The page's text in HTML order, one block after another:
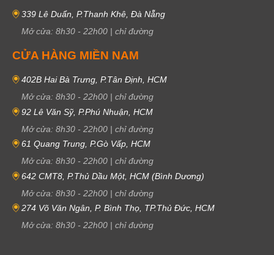
339 Lê Duẩn, P.Thanh Khê, Đà Nẵng
Mở cửa: 8h30 - 22h00 | chỉ đường
CỬA HÀNG MIỀN NAM
402B Hai Bà Trưng, P.Tân Định, HCM
Mở cửa: 8h30 - 22h00 | chỉ đường
92 Lê Văn Sỹ, P.Phú Nhuận, HCM
Mở cửa: 8h30 - 22h00 | chỉ đường
61 Quang Trung, P.Gò Vấp, HCM
Mở cửa: 8h30 - 22h00 | chỉ đường
642 CMT8, P.Thủ Dầu Một, HCM (Bình Dương)
Mở cửa: 8h30 - 22h00 | chỉ đường
274 Võ Văn Ngân, P. Bình Thọ, TP.Thủ Đức, HCM
Mở cửa: 8h30 - 22h00 | chỉ đường